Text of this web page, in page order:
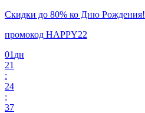
Скидки до 80% ко Дню Рождения!
промокод HAPPY22
01 дн
21
:
24
:
37